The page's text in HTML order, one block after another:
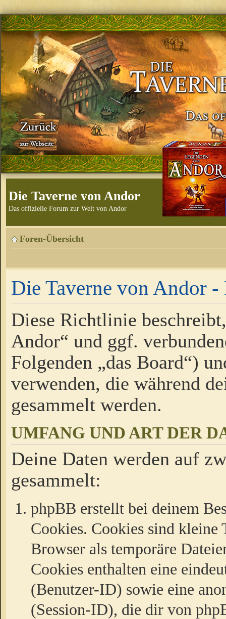
Die Taverne von Andor
Das offizielle Forum zur Welt von Andor
Foren-Übersicht
Die Taverne von Andor
Diese Richtlinie
Andor“ und ggf.
Folgenden „das Board“)
verwenden, die während
gesammelt werden.
UMFANG UND ART DER
Deine Daten werden auf
gesammelt:
phpBB erstellt bei deinem
Cookies. Cookies sind kleine
Browser als temporäre
Cookies enthalten eine
(Benutzer-ID) sowie eine
(Session-ID), die dir von